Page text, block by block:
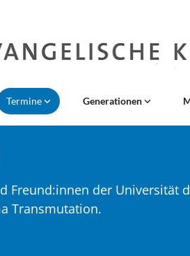
Termine Generationen
Freund:innen der Universität
Transmutation.